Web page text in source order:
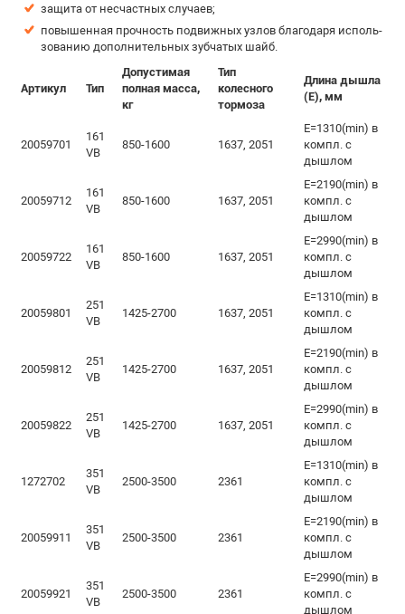
за­щи­та от не­счаст­ных слу­ча­ев;
по­вы­шен­ная проч­ность по­движ­ных уз­лов бла­го­да­ря ис­поль­
зо­ва­нию до­пол­ни­тель­ных зуб­ча­тых шайб.
Артикул Тип
Допустимая
полная масса,
кг
Тип
колесного
тормоза
Длина дышла
(Е), мм
20059701
161
VB
850-1600 1637, 2051
Е=1310(min) в
компл. с
дышлом
20059712
161
VB
850-1600 1637, 2051
Е=2190(min) в
компл. с
дышлом
20059722
161
VB
850-1600 1637, 2051
Е=2990(min) в
компл. с
дышлом
20059801
251
VB
1425-2700 1637, 2051
Е=1310(min) в
компл. с
дышлом
20059812
251
VB
1425-2700 1637, 2051
Е=2190(min) в
компл. с
дышлом
20059822
251
VB
1425-2700 1637, 2051
Е=2990(min) в
компл. с
дышлом
1272702
351
VB
2500-3500 2361
Е=1310(min) в
компл. с
дышлом
20059911
351
VB
2500-3500 2361
Е=2190(min) в
компл. с
дышлом
20059921
351
VB
2500-3500 2361
Е=2990(min) в
компл. с
дышлом